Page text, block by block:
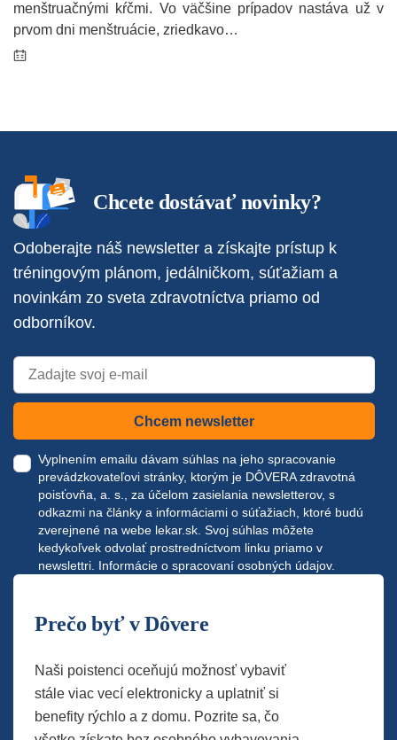
menštruačnými kŕčmi. Vo väčšine prípadov nastáva už v
prvom dni menštruácie, zriedkavo…
Chcete dostávať novinky?
Odoberajte náš newsletter a získajte prístup k
tréningovým plánom, jedálničkom, súťažiam a
novinkám zo sveta zdravotníctva priamo od
odborníkov.
Chcem newsletter
Vyplnením emailu dávam súhlas na jeho spracovanie
prevádzkovateľovi stránky, ktorým je DÔVERA zdravotná
poisťovňa, a. s., za účelom zasielania newsletterov, s
odkazmi na články a informáciami o súťažiach, ktoré budú
zverejnené na webe lekar.sk. Svoj súhlas môžete
kedykoľvek odvolať prostredníctvom linku priamo v
newslettri. Informácie o spracovaní osobných údajov.
Prečo byť v Dôvere
Naši poistenci oceňujú možnosť vybaviť
stále viac vecí elektronicky a uplatniť si
benefity rýchlo a z domu. Pozrite sa, čo